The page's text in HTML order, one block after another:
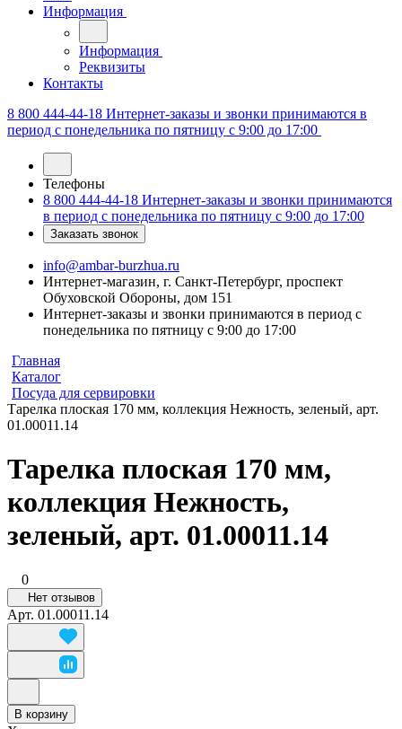
Информация
Информация
Реквизиты
Контакты
8 800 444-44-18 Интернет-заказы и звонки принимаются в
период с понедельника по пятницу с 9:00 до 17:00
Телефоны
8 800 444-44-18 Интернет-заказы и звонки принимаются
в период с понедельника по пятницу с 9:00 до 17:00
Заказать звонок
info@ambar-burzhua.ru
Интернет-магазин, г. Санкт-Петербург, проспект
Обуховской Обороны, дом 151
Интернет-заказы и звонки принимаются в период с
понедельника по пятницу с 9:00 до 17:00
Главная
Каталог
Посуда для сервировки
Тарелка плоская 170 мм, коллекция Нежность, зеленый, арт.
01.00011.14
Тарелка плоская 170 мм,
коллекция Нежность,
зеленый, арт. 01.00011.14
0
Нет отзывов
Арт. 01.00011.14
В корзину